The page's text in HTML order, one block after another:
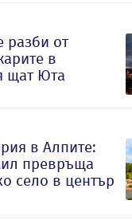
разби от
в
щат Юта
в Алпите:
превръща
село в център